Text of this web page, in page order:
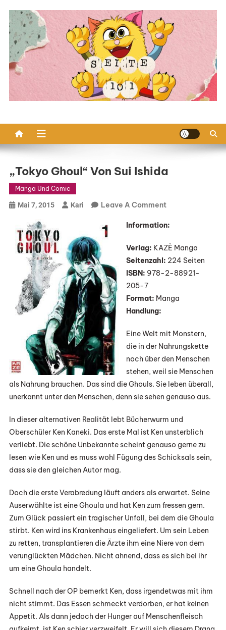
content
„Tokyo Ghoul“ Von Sui Ishida
Manga Und Comic
Mai 7, 2015 Kari Leave A CommentOn
Ghoul“
Von
Information:
Verlag: KAZÈ Manga
Seitenzahl: 224 Seiten
ISBN: 978-2-88921-
205-7
Format: Manga
Handlung:
Eine Welt mit Monstern,
die in der Nahrungskette
noch über den Menschen
stehen, weil sie Menschen
als Nahrung brauchen. Das sind die Ghouls. Sie leben überall,
unerkannt unter den Menschen, denn sie sehen genauso aus.
In dieser alternativen Realität lebt Bücherwurm und
Oberschüler Ken Kaneki. Das erste Mal ist Ken unsterblich
verliebt. Die schöne Unbekannte scheint genauso gerne zu
lesen wie Ken und es muss wohl Fügung des Schicksals sein,
dass sie den gleichen Autor mag.
Doch die erste Verabredung läuft anders als erwartet. Seine
Auserwählte ist eine Ghoula und hat Ken zum fressen gern.
Zum Glück passiert ein tragischer Unfall, bei dem die Ghoula
stirbt. Ken wird ins Krankenhaus eingeliefert. Um sein Leben
zu retten, transplantieren die Ärzte ihm eine Niere von dem
verunglückten Mädchen. Nicht ahnend, dass es sich bei ihr
um eine Ghoula handelt.
Schnell nach der OP bemerkt Ken, dass irgendetwas mit ihm
nicht stimmt. Das Essen schmeckt verdorben, er hat keinen
Appetit. Als dann jedoch der Hunger auf Menschenfleisch